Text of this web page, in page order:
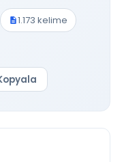
1.173 kelime